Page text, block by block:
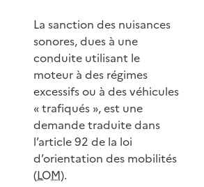
La sanction des nuisances
sonores, dues à une
conduite utilisant le
moteur à des régimes
excessifs ou à des véhicules
« trafiqués », est une
demande traduite dans
l’article 92 de la loi
d’orientation des mobilités
(LOM).